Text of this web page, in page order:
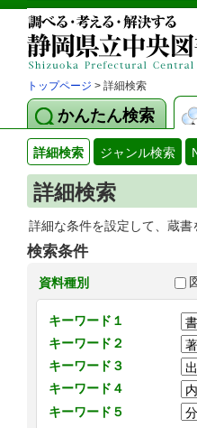
トップページ > 詳細検索
かんたん検索
詳細検索 ジャンル検索
詳細検索
詳細な条件を設定して、蔵
検索条件
資料種別
キーワード１
キーワード２
キーワード３
キーワード４
キーワード５